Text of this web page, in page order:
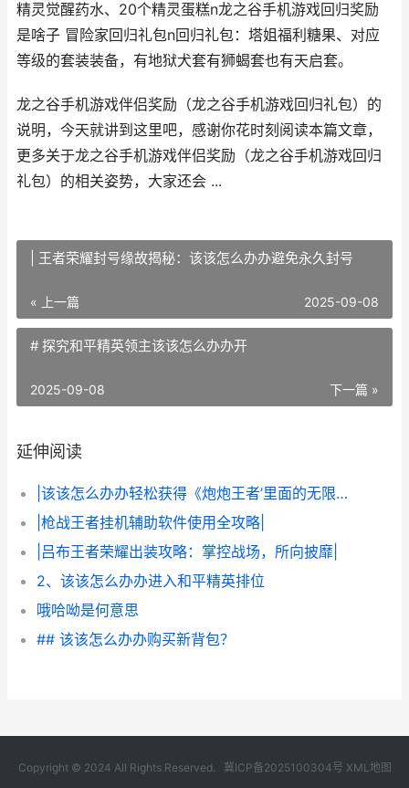
精灵觉醒药水、20个精灵蛋糕n龙之谷手机游戏回归奖励
是啥子 冒险家回归礼包n回归礼包：塔姐福利糖果、对应
等级的套装装备，有地狱犬套有狮蝎套也有天启套。
龙之谷手机游戏伴侣奖励（龙之谷手机游戏回归礼包）的
说明，今天就讲到这里吧，感谢你花时刻阅读本篇文章，
更多关于龙之谷手机游戏伴侣奖励（龙之谷手机游戏回归
礼包）的相关姿势，大家还会 ...
| 王者荣耀封号缘故揭秘：该该怎么办办避免永久封号
« 上一篇 2025-09-08
# 探究和平精英领主该该怎么办办开
下一篇 »
2025-09-08
延伸阅读
|该该怎么办办轻松获得《炮炮王者’里面的无限金币和星星|
|枪战王者挂机辅助软件使用全攻略|
|吕布王者荣耀出装攻略：掌控战场，所向披靡|
2、该该怎么办办进入和平精英排位
哦哈呦是何意思
## 该该怎么办办购买新背包？
Copyright © 2024 All Rights Reserved. 冀ICP备2025100304号 XML地图